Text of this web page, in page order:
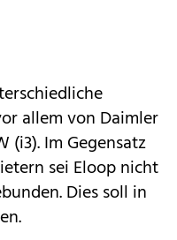
allem von Daimler
(i3). Im Gegensatz
sei Eloop nicht
Dies soll in